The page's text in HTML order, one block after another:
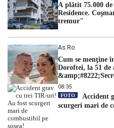
A plătit 75.000
Residence.
tremur"
As.ro
Cum se menţine
Doroftei, la 51 de
dezvăluit
08:35
FOTO
Accident
scurgeri mari de